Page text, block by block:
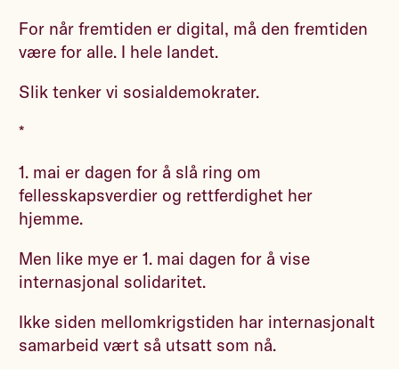
For når fremtiden er digital, må den fremtiden
være for alle. I hele landet.
Slik tenker vi sosialdemokrater.
*
1. mai er dagen for å slå ring om
fellesskapsverdier og rettferdighet her
hjemme.
Men like mye er 1. mai dagen for å vise
internasjonal solidaritet.
Ikke siden mellomkrigstiden har internasjonalt
samarbeid vært så utsatt som nå.